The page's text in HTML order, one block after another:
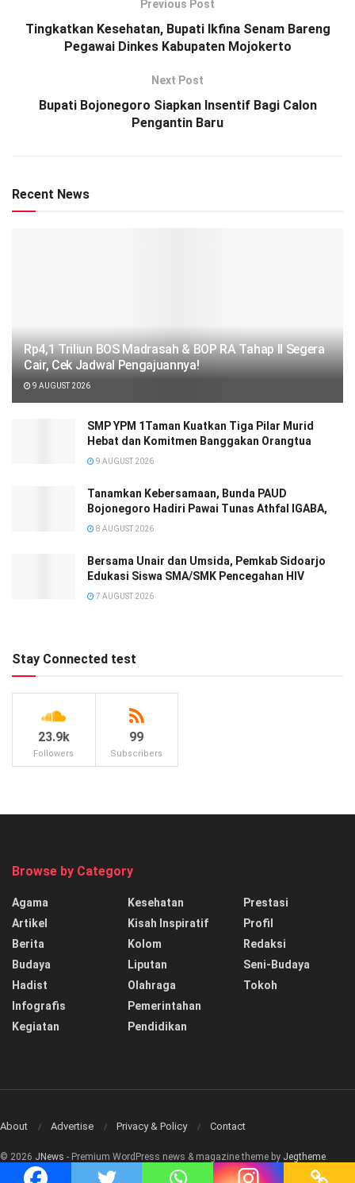
Previous Post
Tingkatkan Kesehatan, Bupati Ikfina Senam Bareng
Pegawai Dinkes Kabupaten Mojokerto
Next Post
Bupati Bojonegoro Siapkan Insentif Bagi Calon
Pengantin Baru
Recent News
Rp4,1 Triliun BOS Madrasah & BOP RA Tahap II Segera
Cair, Cek Jadwal Pengajuannya!
9 AUGUST 2026
SMP YPM 1Taman Kuatkan Tiga Pilar Murid
Hebat dan Komitmen Banggakan Orangtua
9 AUGUST 2026
Tanamkan Kebersamaan, Bunda PAUD
Bojonegoro Hadiri Pawai Tunas Athfal IGABA,
8 AUGUST 2026
Bersama Unair dan Umsida, Pemkab Sidoarjo
Edukasi Siswa SMA/SMK Pencegahan HIV
7 AUGUST 2026
Stay Connected test
23.9k
Followers
99
Subscribers
Browse by Category
Agama
Artikel
Berita
Budaya
Hadist
Infografis
Kegiatan
Kesehatan
Kisah Inspiratif
Kolom
Liputan
Olahraga
Pemerintahan
Pendidikan
Prestasi
Profil
Redaksi
Seni-Budaya
Tokoh
About Advertise Privacy & Policy Contact
© 2026 JNews - Premium WordPress news & magazine theme by Jegtheme